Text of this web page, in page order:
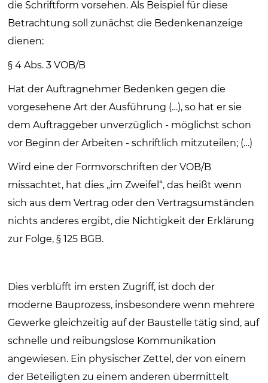
die Schriftform vorsehen. Als Beispiel für diese
Betrachtung soll zunächst die Bedenkenanzeige
dienen:
§ 4 Abs. 3 VOB/B
Hat der Auftragnehmer Bedenken gegen die
vorgesehene Art der Ausführung (…), so hat er sie
dem Auftraggeber unverzüglich - möglichst schon
vor Beginn der Arbeiten - schriftlich mitzuteilen; (…)
Wird eine der Formvorschriften der VOB/B
missachtet, hat dies „im Zweifel“, das heißt wenn
sich aus dem Vertrag oder den Vertragsumständen
nichts anderes ergibt, die Nichtigkeit der Erklärung
zur Folge, § 125 BGB.
Dies verblüfft im ersten Zugriff, ist doch der
moderne Bauprozess, insbesondere wenn mehrere
Gewerke gleichzeitig auf der Baustelle tätig sind, auf
schnelle und reibungslose Kommunikation
angewiesen. Ein physischer Zettel, der von einem
der Beteiligten zu einem anderen übermittelt